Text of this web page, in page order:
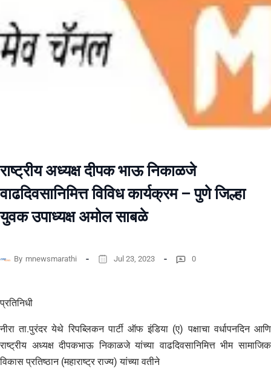
राष्ट्रीय अध्यक्ष दीपक भाऊ निकाळजे
वाढदिवसानिमित्त विविध कार्यक्रम – पुणे जिल्हा
युवक उपाध्यक्ष अमोल साबळे
By mnewsmarathi Jul 23, 2023 0
प्रतिनिधी
नीरा ता.पुरंदर येथे रिपब्लिकन पार्टी ऑफ इंडिया (ए) पक्षाचा वर्धापनदिन आणि
राष्ट्रीय अध्यक्ष दीपकभाऊ निकाळजे यांच्या वाढदिवसानिमित्त भीम सामाजिक
विकास प्रतिष्ठान (महाराष्ट्र राज्य) यांच्या वतीने